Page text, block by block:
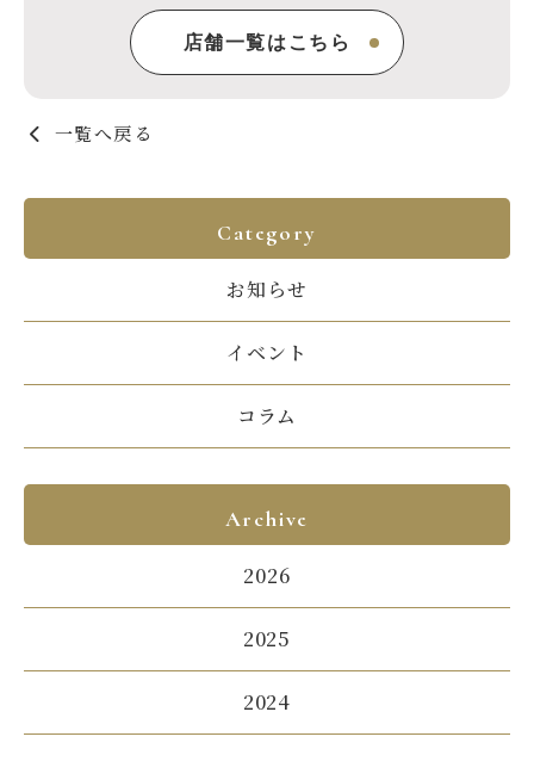
店舗一覧はこちら
一覧へ戻る
Category
お知らせ
イベント
コラム
Archive
2026
2025
2024